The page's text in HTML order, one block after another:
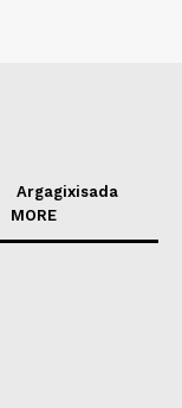
Argagixisada
MORE